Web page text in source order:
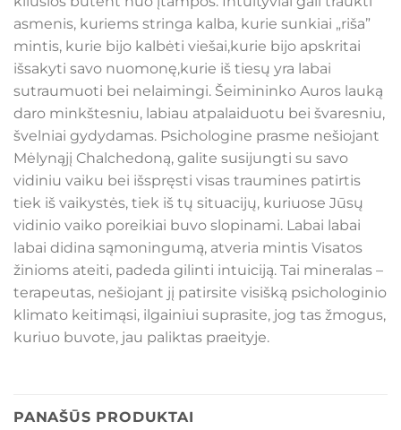
asmenis, kuriems stringa kalba, kurie sunkiai „riša”
mintis, kurie bijo kalbėti viešai,kurie bijo apskritai
išsakyti savo nuomonę,kurie iš tiesų yra labai
sutraumuoti bei nelaimingi. Šeimininko Auros lauką
daro minkštesniu, labiau atpalaiduotu bei švaresniu,
švelniai gydydamas. Psichologine prasme nešiojant
Mėlynąjį Chalchedoną, galite susijungti su savo
vidiniu vaiku bei išspręsti visas traumines patirtis
tiek iš vaikystės, tiek iš tų situacijų, kuriuose Jūsų
vidinio vaiko poreikiai buvo slopinami. Labai labai
labai didina sąmoningumą, atveria mintis Visatos
žinioms ateiti, padeda gilinti intuiciją. Tai mineralas –
terapeutas, nešiojant jį patirsite visišką psichologinio
klimato keitimąsi, ilgainiui suprasite, jog tas žmogus,
kuriuo buvote, jau paliktas praeityje.
PANAŠŪS PRODUKTAI